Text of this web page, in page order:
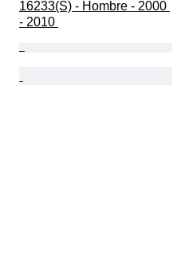
16233(S) - Hombre - 2000
- 2010